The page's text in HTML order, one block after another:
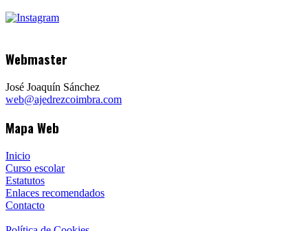
Webmaster
José Joaquín Sánchez
web@ajedrezcoimbra.com
Mapa Web
Inicio
Curso escolar
Estatutos
Enlaces recomendados
Contacto